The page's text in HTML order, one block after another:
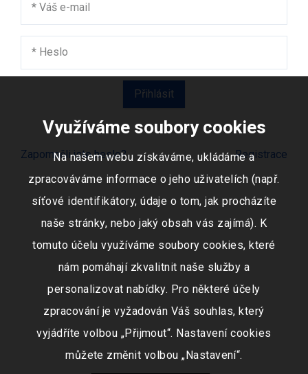
* Váš e-mail
* Heslo
Zapomněli jste heslo? Registrace
Využíváme soubory cookies
Na našem webu získáváme, ukládáme a
zpracováváme informace o jeho uživatelích (např.
síťové identifikátory, údaje o tom, jak procházíte
naše stránky, nebo jaký obsah vás zajímá). K
tomuto účelu využíváme soubory cookies, které
nám pomáhají zkvalitnit naše služby a
personalizovat nabídky. Pro některé účely
zpracování je vyžadován Váš souhlas, který
vyjádříte volbou „Přijmout“. Nastavení cookies
můžete změnit volbou „Nastavení“.